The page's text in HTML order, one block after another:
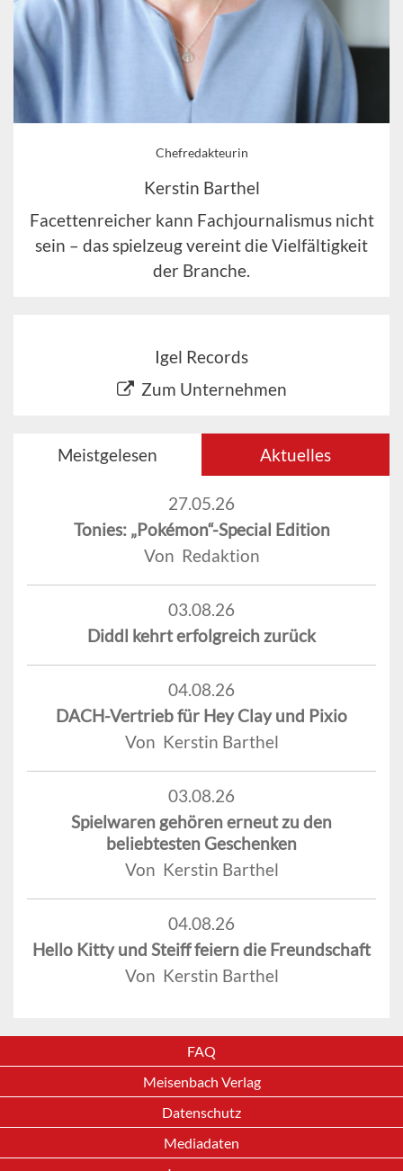
Chefredakteurin
Kerstin Barthel
Facettenreicher kann Fachjournalismus nicht
sein – das spielzeug vereint die Vielfältigkeit
der Branche.
Igel Records
Zum Unternehmen
Meistgelesen Aktuelles
27.05.26
Tonies: „Pokémon“-Special Edition
Von Redaktion
03.08.26
Diddl kehrt erfolgreich zurück
04.08.26
DACH-Vertrieb für Hey Clay und Pixio
Von Kerstin Barthel
03.08.26
Spielwaren gehören erneut zu den
beliebtesten Geschenken
Von Kerstin Barthel
04.08.26
Hello Kitty und Steiff feiern die Freundschaft
Von Kerstin Barthel
FAQ
Meisenbach Verlag
Datenschutz
Mediadaten